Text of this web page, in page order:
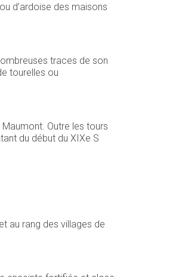
d’ardoise des maisons
traces de son
tourelles ou
Outre les tours
du début du XIXe S
au rang des villages de